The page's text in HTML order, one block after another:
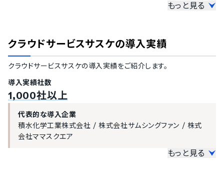
ベトナム語
データのインポート機能
アンケート作成機能
ダッシュボードのカスタマイズ対応
もっと見る
クラウドサービスサスケの導入実績
クラウドサービスサスケの導入実績をご紹介します。
導入実績社数
1,000社以上
代表的な導入企業
積水化学工業株式会社 /株式会社サムシングファン / 株式
会社ママスクエア
もっと見る